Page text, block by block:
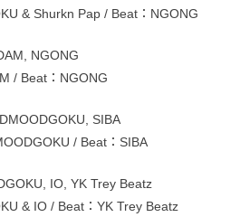
& Shurkn Pap / Beat：NGONG
NGONG
/ Beat：NGONG
SIBA
/ Beat：SIBA
IO, YK Trey Beatz
& IO / Beat：YK Trey Beatz